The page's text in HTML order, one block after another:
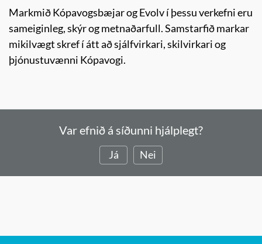
Markmið Kópavogsbæjar og Evolv í þessu verkefni eru
sameiginleg, skýr og metnaðarfull. Samstarfið markar
mikilvægt skref í átt að sjálfvirkari, skilvirkari og
þjónustuvænni Kópavogi.
Var efnið á síðunni hjálplegt?
Já Nei